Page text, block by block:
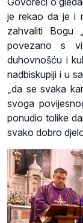
je rekao da je i
zahvaliti
povezano s
duhovnošću i
nadbiskupiji i u
„da se svaka
svoga
ponudio tolike
svako dobro